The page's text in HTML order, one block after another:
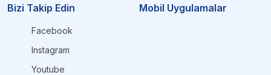
Bizi Takip Edin
Facebook
Instagram
Youtube
Mobil Uygulamalar